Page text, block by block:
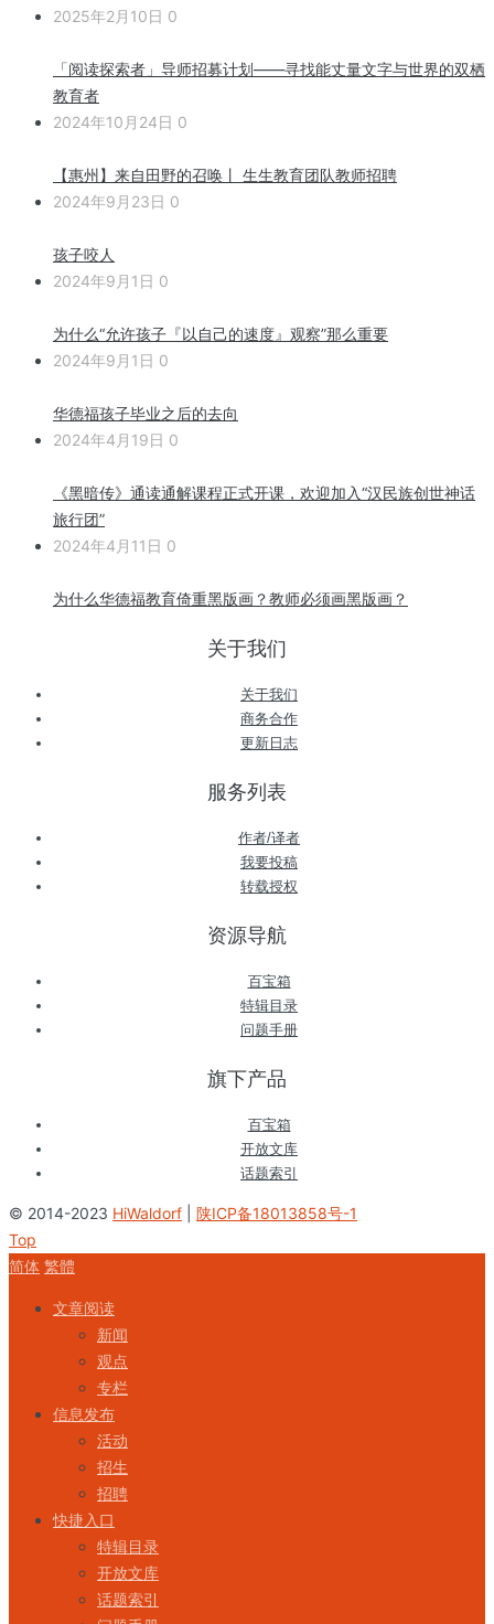
2025年2月10日 0
「阅读探索者」导师招募计划——寻找能丈量文字与世界的双栖
教育者
2024年10月24日 0
【惠州】来自田野的召唤丨 生生教育团队教师招聘
2024年9月23日 0
孩子咬人
2024年9月1日 0
为什么“允许孩子『以自己的速度』观察”那么重要
2024年9月1日 0
华德福孩子毕业之后的去向
2024年4月19日 0
《黑暗传》通读通解课程正式开课，欢迎加入“汉民族创世神话
旅行团”
2024年4月11日 0
为什么华德福教育倚重黑版画？教师必须画黑版画？
关于我们
关于我们
商务合作
更新日志
服务列表
作者/译者
我要投稿
转载授权
资源导航
百宝箱
特辑目录
问题手册
旗下产品
百宝箱
开放文库
话题索引
© 2014-2023 HiWaldorf
陕ICP备18013858号-1
Top
简体 繁體
文章阅读
新闻
观点
专栏
信息发布
活动
招生
招聘
快捷入口
特辑目录
开放文库
话题索引